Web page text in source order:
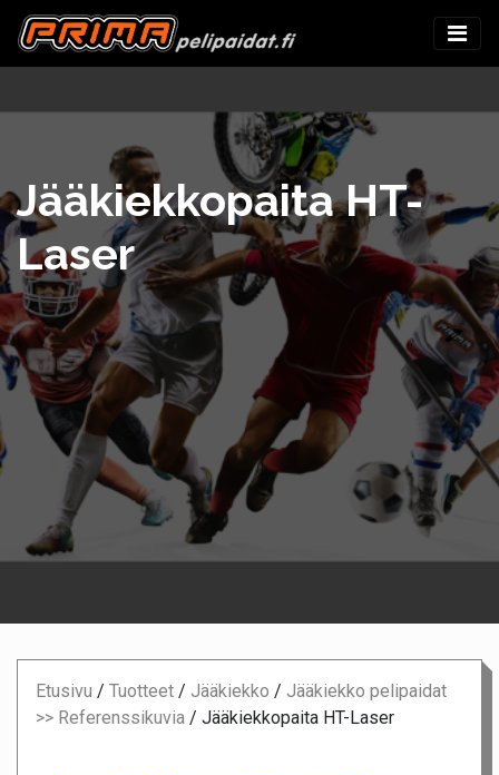
Jääkiekkopaita HT-
Laser
Etusivu / Tuotteet / Jääkiekko / Jääkiekko pelipaidat
>> Referenssikuvia / Jääkiekkopaita HT-Laser